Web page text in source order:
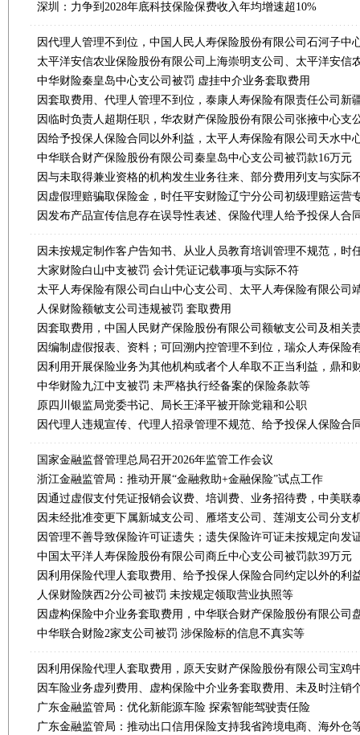
深圳：力争到2028年底科技保险保费收入年均增速超10%
中华财险秦皇岛中心支公司被罚 虚挂中介业务套取费用
中华联合财产保险股份有限公司秦皇岛中心支公司被罚款16万元
大家财险白山中支被罚 会计凭证记载事项与实际不符
人保财险额敏支公司违规被罚 套取费用
因套取费用，中国人民财产保险股份有限公司额敏支公司及相关
中华财险九江中支被罚 未严格执行经备案的保险条款等
原四川银监局党委书记、局长王泽平被开除党籍和公职
国家金融监督管理总局召开2026年监管工作会议
浙江金融监管局：推动开展“金融救助+金融保险”试点工作
中国太平洋人寿保险股份有限公司商丘中心支公司被罚款39万元
人保财险陕西2分公司被罚 未按规定领取营业执照等
中华联合财险2家支公司被罚 涉保险标的信息不真实等
广东金融监管局：优化新能源车险 探索智能驾驶责任险
广东金融监管局：推动出口信用保险支持我省跨境电商、海外仓